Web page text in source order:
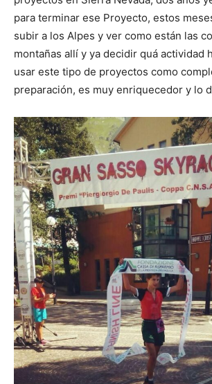
para terminar ese Proyecto, estos
subir a los Alpes y ver como están las
montañas allí y ya decidir quá actividad
usar este tipo de proyectos como
preparación, es muy enriquecedor y lo